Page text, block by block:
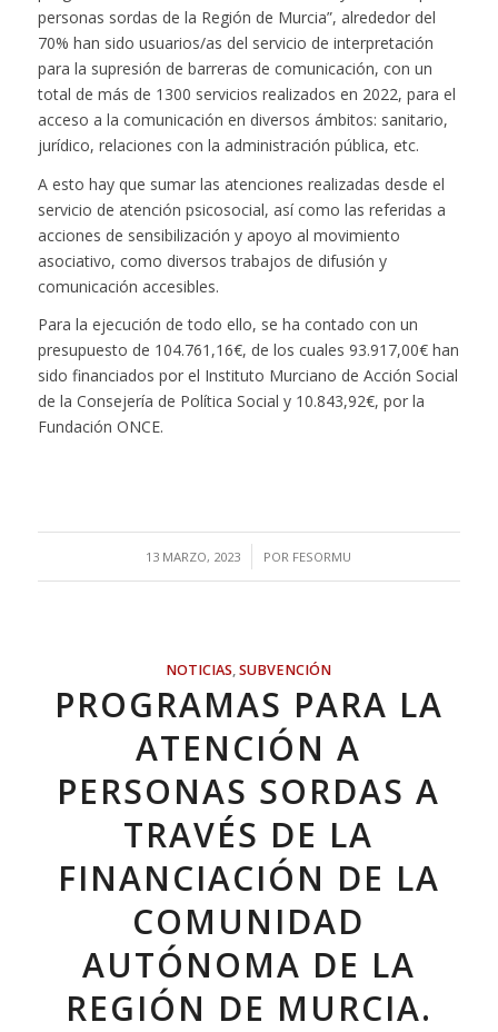
personas sordas de la Región de Murcia”, alrededor del
70% han sido usuarios/as del servicio de interpretación
para la supresión de barreras de comunicación, con un
total de más de 1300 servicios realizados en 2022, para el
acceso a la comunicación en diversos ámbitos: sanitario,
jurídico, relaciones con la administración pública, etc.
A esto hay que sumar las atenciones realizadas desde el
servicio de atención psicosocial, así como las referidas a
acciones de sensibilización y apoyo al movimiento
asociativo, como diversos trabajos de difusión y
comunicación accesibles.
Para la ejecución de todo ello, se ha contado con un
presupuesto de 104.761,16€, de los cuales 93.917,00€ han
sido financiados por el Instituto Murciano de Acción Social
de la Consejería de Política Social y 10.843,92€, por la
Fundación ONCE.
13 MARZO, 2023
/ POR FESORMU
NOTICIAS,SUBVENCIÓN
PROGRAMAS PARA LA
ATENCIÓN A
PERSONAS SORDAS A
TRAVÉS DE LA
FINANCIACIÓN DE LA
COMUNIDAD
AUTÓNOMA DE LA
REGIÓN DE MURCIA.